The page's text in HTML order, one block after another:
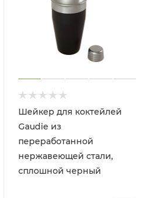
Шейкер для коктейлей
Gaudie из
переработанной
нержавеющей стали,
сплошной черный